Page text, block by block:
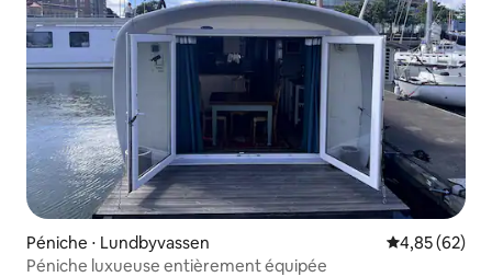
Péniche ⋅ Lundbyvassen Évaluation
4,85 (62)
Péniche luxueuse entièrement équipée